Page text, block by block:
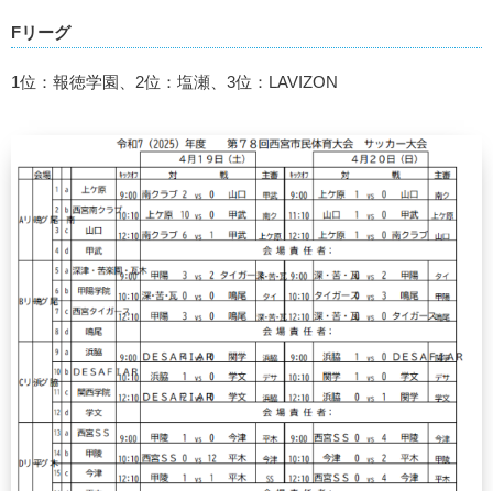
Fリーグ
1位：報徳学園、2位：塩瀬、3位：LAVIZON